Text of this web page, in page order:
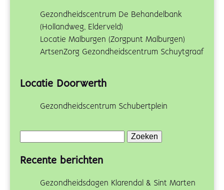
Gezondheidscentrum De Behandelbank
(Hollandweg, Elderveld)
Locatie Malburgen (Zorgpunt Malburgen)
ArtsenZorg Gezondheidscentrum Schuytgraaf
Locatie Doorwerth
Gezondheidscentrum Schubertplein
Recente berichten
Gezondheidsdagen Klarendal & Sint Marten